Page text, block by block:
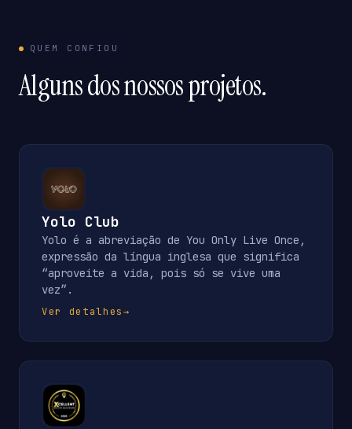
QUEM CONFIOU
Alguns dos nossos projetos.
Yolo Club
Yolo é a abreviação de You Only Live Once,
expressão da língua inglesa que significa
“aproveite a vida, pois só se vive uma
vez”.
Ver detalhes→